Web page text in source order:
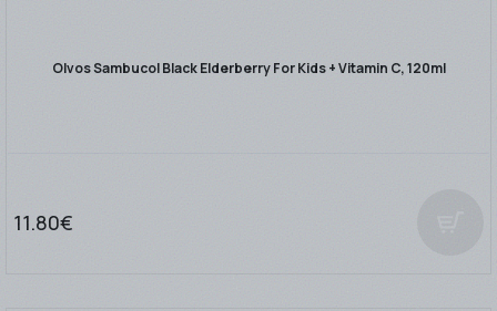
Olvos Sambucol Black Elderberry For Kids + Vitamin C, 120ml
11.80€